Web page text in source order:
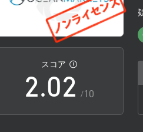
スコア
1
2
3
.0
1
0
1
2
3
/10